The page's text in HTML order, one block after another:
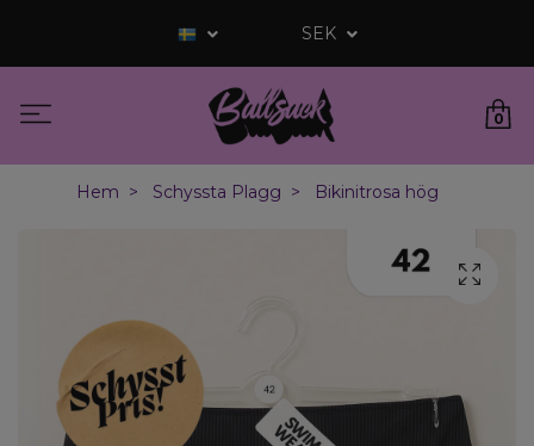
SEK
0
Hem Schyssta Plagg Bikinitrosa hög